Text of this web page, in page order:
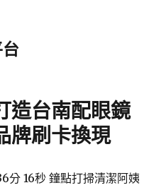
造台南配眼鏡
牌刷卡換現
分 16秒鐘點打掃清潔阿姨